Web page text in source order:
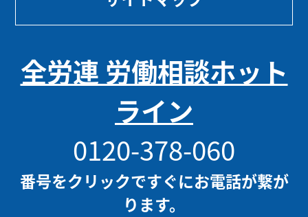
全労連 労働相談ホット
ライン
0120-378-060
番号をクリックですぐにお電話が繋が
ります。